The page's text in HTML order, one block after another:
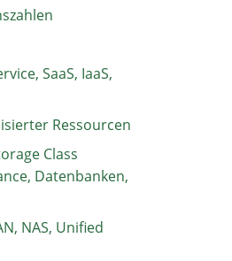
SaaS, IaaS,
Ressourcen
Class
Datenbanken,
NAS, Unified